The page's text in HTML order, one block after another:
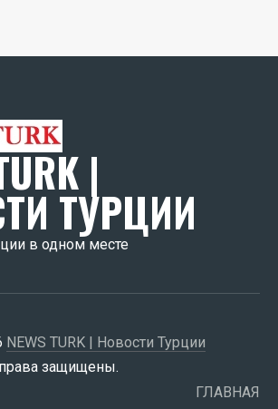
|
ТУРЦИИ
в одном месте
NEWS TURK | Новости Турции
защищены.
ГЛАВНАЯ